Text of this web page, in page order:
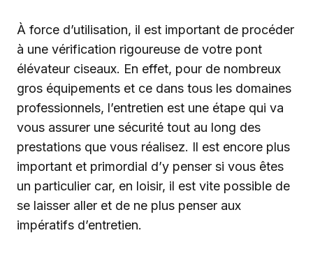
À force d’utilisation, il est important de procéder
à une vérification rigoureuse de votre pont
élévateur ciseaux. En effet, pour de nombreux
gros équipements et ce dans tous les domaines
professionnels, l’entretien est une étape qui va
vous assurer une sécurité tout au long des
prestations que vous réalisez. Il est encore plus
important et primordial d’y penser si vous êtes
un particulier car, en loisir, il est vite possible de
se laisser aller et de ne plus penser aux
impératifs d’entretien.